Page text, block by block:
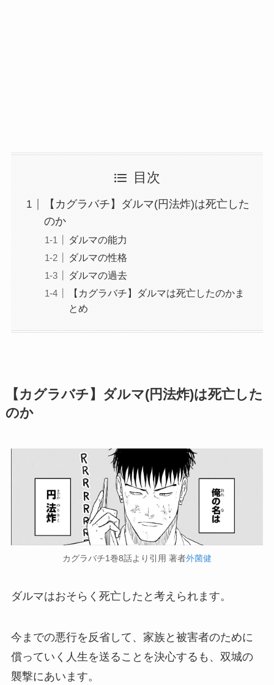
目次
【カグラバチ】ダルマ(円法炸)は死亡した
のか
ダルマの能力
ダルマの性格
ダルマの過去
【カグラバチ】ダルマは死亡したのかま
とめ
【カグラバチ】ダルマ(円法炸)は死亡した
のか
カグラバチ1巻8話より引用 著者外菌健
ダルマはおそらく死亡したと考えられます。
今までの悪行を反省して、家族と被害者のために
償っていく人生を送ることを決心するも、双城の
襲撃にあいます。